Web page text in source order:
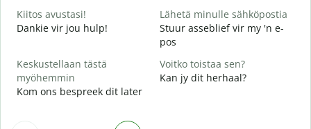
Kiitos avustasi!
Dankie vir jou hulp!
Lähetä minulle sähköpostia
Stuur asseblief vir my 'n e-
pos
Keskustellaan tästä
myöhemmin
Kom ons bespreek dit later
Voitko toistaa sen?
Kan jy dit herhaal?